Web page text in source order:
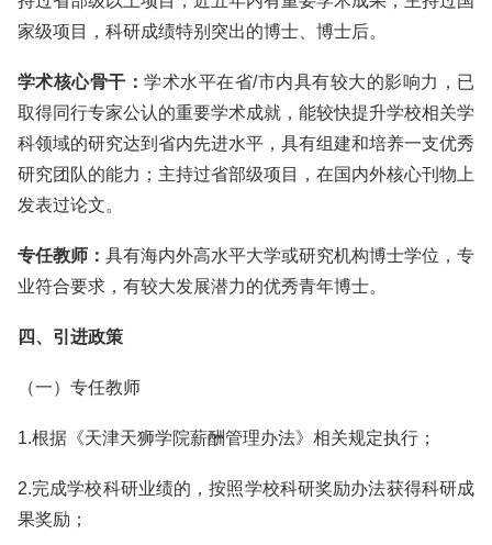
家级项目，科研成绩特别突出的博士、博士后。
学术核心骨干：学术水平在省/市内具有较大的影响力，已
取得同行专家公认的重要学术成就，能较快提升学校相关学
科领域的研究达到省内先进水平，具有组建和培养一支优秀
研究团队的能力；主持过省部级项目，在国内外核心刊物上
发表过论文。
专任教师： 具有海内外高水平大学或研究机构博士学位，专
业符合要求，有较大发展潜力的优秀青年博士。
四、引进政策
（一）专任教师
1.根据《天津天狮学院薪酬管理办法》相关规定执行；
2.完成学校科研业绩的，按照学校科研奖励办法获得科研成
果奖励；